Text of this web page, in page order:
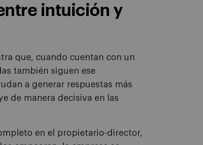
intuición y
que, cuando cuentan con un
también siguen ese
a generar respuestas más
de manera decisiva en las
en el propietario-director,